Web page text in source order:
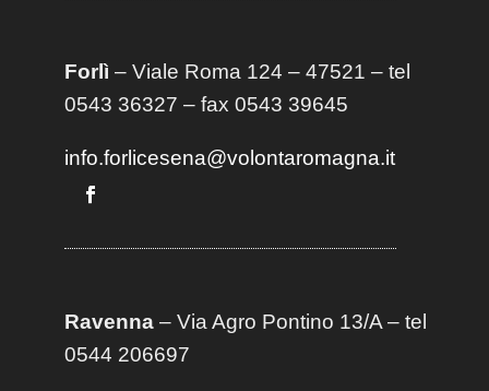
Forlì – Viale Roma 124 – 47521 – tel
0543 36327 – fax 0543 39645
info.forlicesena@volontaromagna.it
Ravenna– Via Agro Pontino 13/A– tel
0544 206697